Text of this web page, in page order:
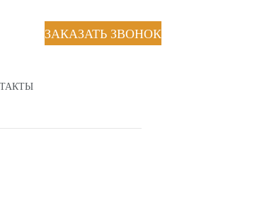
ЗАКАЗАТЬ ЗВОНОК